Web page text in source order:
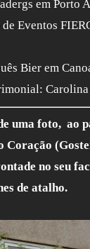
em Porto
Eventos
Bier em
uma foto, ao
Coração
no seu
de atalho.